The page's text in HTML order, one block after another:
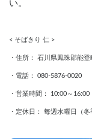
い。
< そばきり 仁 >
・住所： 石川県鳳珠郡能
・電話： 080-5876-0020
・営業時間： 10:00～
・定休日： 毎週水曜日（冬